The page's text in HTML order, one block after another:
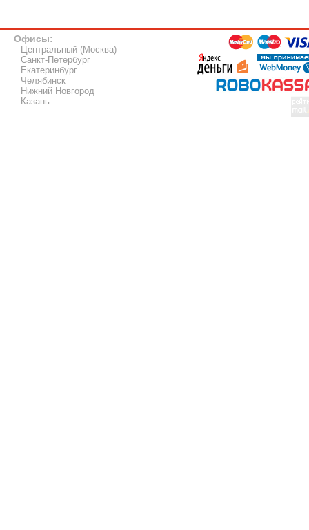
Офисы:
Центральный (Москва)
Санкт-Петербург
Екатеринбург
Челябинск
Нижний Новгород
Казань.